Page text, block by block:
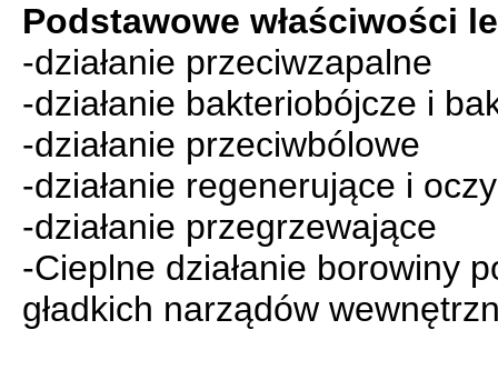
Podstawowe właściwości
-działanie przeciwzapalne
-działanie bakteriobójcze i
-działanie przeciwbólowe
-działanie regenerujące i
-działanie przegrzewające
-Cieplne działanie borowiny
gładkich narządów